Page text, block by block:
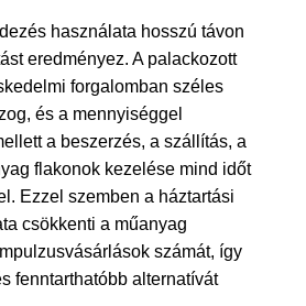
használata hosszú távon
eredményez. A palackozott
forgalomban széles
és a mennyiséggel
a beszerzés, a szállítás, a
flakonok kezelése mind időt
Ezzel szemben a háztartási
csökkenti a műanyag
számát, így
fenntarthatóbb alternatívát